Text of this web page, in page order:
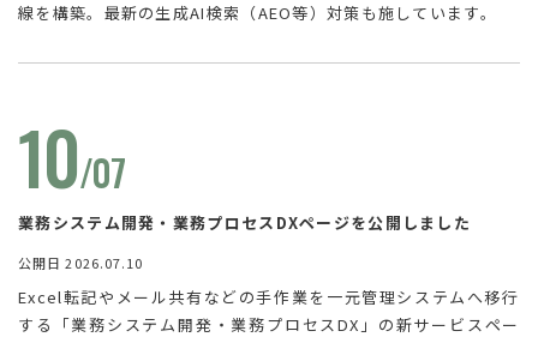
線を構築。最新の生成AI検索（AEO等）対策も施しています。
10/07
業務システム開発・業務プロセスDXページを公開しました
公開日 2026.07.10
Excel転記やメール共有などの手作業を一元管理システムへ移行
する「業務システム開発・業務プロセスDX」の新サービスペー